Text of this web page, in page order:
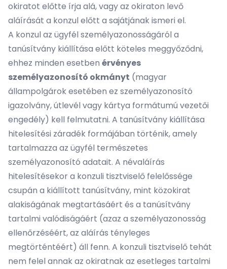
okiratot előtte írja alá, vagy az okiraton levő
aláírását a konzul előtt a sajátjának ismeri el.
A konzul az ügyfél személyazonosságáról a
tanúsítvány kiállítása előtt köteles meggyőződni,
ehhez minden esetben érvényes
személyazonosító okmányt (magyar
állampolgárok esetében ez személyazonosító
igazolvány, útlevél vagy kártya formátumú vezetői
engedély) kell felmutatni. A tanúsítvány kiállítása
hitelesítési záradék formájában történik, amely
tartalmazza az ügyfél természetes
személyazonosító adatait. A névaláírás
hitelesítésekor a konzuli tisztviselő felelőssége
csupán a kiállított tanúsítvány, mint közokirat
alakiságának megtartásáért és a tanúsítvány
tartalmi valódiságáért (azaz a személyazonosság
ellenőrzéséért, az aláírás tényleges
megtörténtéért) áll fenn. A konzuli tisztviselő tehát
nem felel annak az okiratnak az esetleges tartalmi